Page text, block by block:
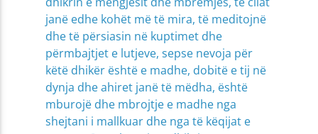
janë edhe kohët më të mira, të meditojnë
dhe të përsiasin në kuptimet dhe
përmbajtjet e lutjeve, sepse nevoja për
këtë dhikër është e madhe, dobitë e tij në
dynja dhe ahiret janë të mëdha, është
mburojë dhe mbrojtje e madhe nga
shejtani i mallkuar dhe nga të këqijat e